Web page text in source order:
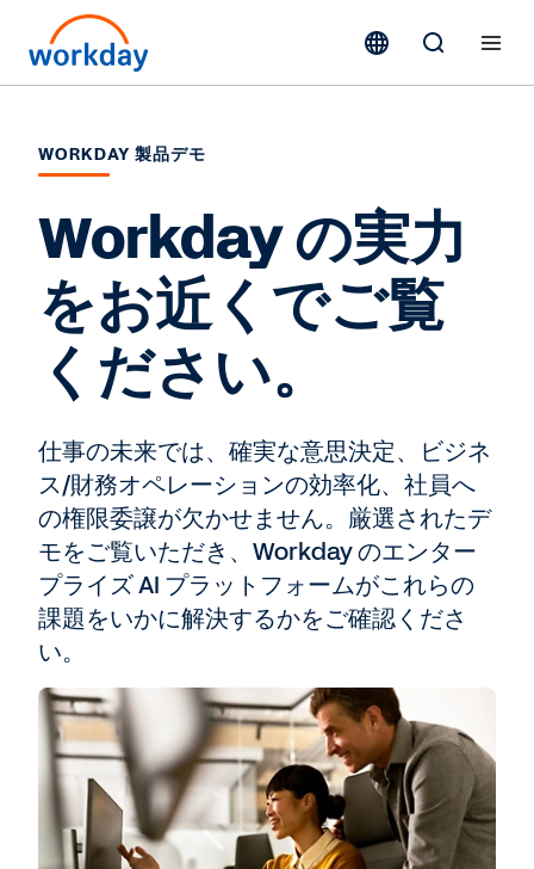
WORKDAY 製品デモ
Workday の実力
をお近くでご覧
ください。
仕事の未来では、確実な意思決定、ビジネ
ス/財務オペレーションの効率化、社員へ
の権限委譲が欠かせません。厳選されたデ
モをご覧いただき、Workday のエンター
プライズ AI プラットフォームがこれらの
課題をいかに解決するかをご確認くださ
い。